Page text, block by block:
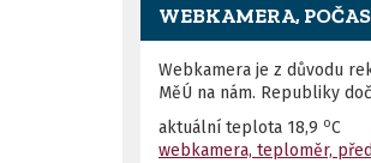
WEBKAMERA,
Webkamera je z důvodu
MěÚ na nám. Republiky
aktuální teplota 18,9 oC
webkamera, teploměr,